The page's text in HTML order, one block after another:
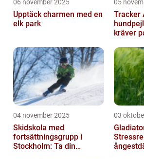
06 november 2025
Upptäck charmen med en
elk park
05
Tracker
kräver
04 november 2025
Skidskola med
fortsättningsgrupp i
Stockholm: Ta din
03